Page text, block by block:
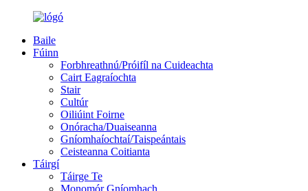
Baile
Fúinn
Forbhreathnú/Próifíl na Cuideachta
Cairt Eagraíochta
Stair
Cultúr
Oiliúint Foirne
Onóracha/Duaiseanna
Gníomhaíochtaí/Taispeántais
Ceisteanna Coitianta
Táirgí
Táirge Te
Monomór Gníomhach